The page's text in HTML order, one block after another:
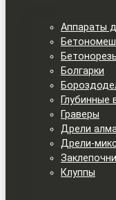
Аппараты
Болгарки
Глубинные
Граверы
Дрели
Дрели-
Клуппы